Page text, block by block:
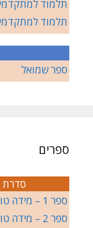
תלמוד
תלמוד
ספר שמואל
ספרים
סדרת
ספר 1 – מידה טובה
ספר 2 – מידה טובה